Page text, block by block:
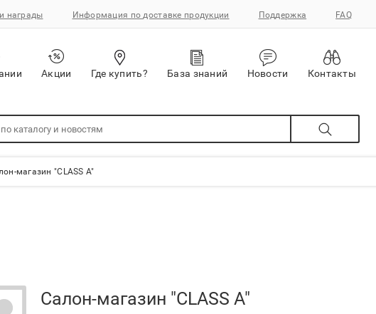
награды Информация по доставке продукции Поддержка FAQ
Акции Где купить? База знаний Новости Контакты
магазин "CLASS A"
Салон-магазин "CLASS A"